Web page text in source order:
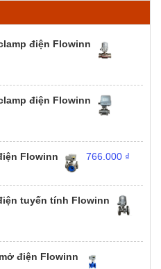
điện Flowinn
điện Flowinn
Flowinn 766.000 ₫
tuyến tính Flowinn
điện Flowinn